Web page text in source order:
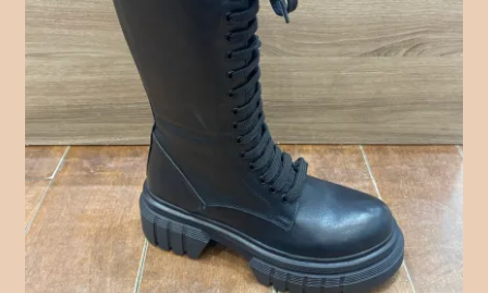
Delivery Drivers
Employee
Time Clock
Employee Profile
Full Day Booking